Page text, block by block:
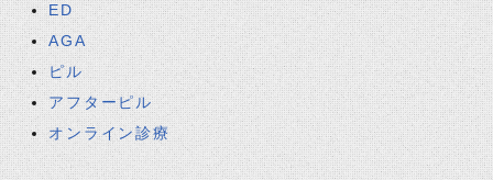
ED
AGA
ピル
アフターピル
オンライン診療